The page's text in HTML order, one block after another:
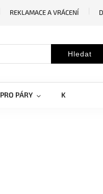
REKLAMACE A VRÁCENÍ
Hledat
PRO PÁRY KRYTY NA